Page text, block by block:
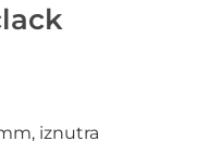
iznutra